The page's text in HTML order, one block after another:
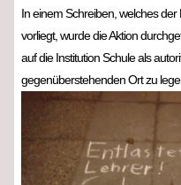
In einem Schreiben, welches
vorliegt, wurde die Aktion
auf die Institution Schule als
gegenüberstehenden Ort zu